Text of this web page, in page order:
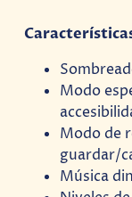
Modo
Modo de
guardar/
Música